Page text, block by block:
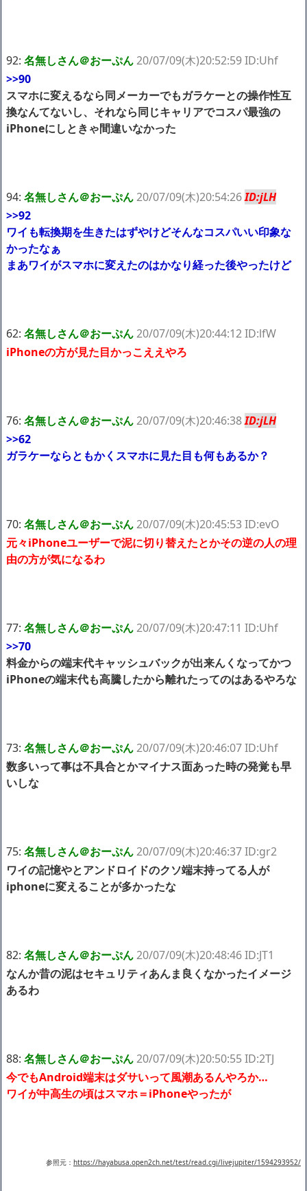
92: 名無しさん＠おーぷん20/07/09(木)20:52:59 ID:Uhf
>>90
スマホに変えるなら同メーカーでもガラケーとの操作性互
換なんてないし、それなら同じキャリアでコスパ最強の
iPhoneにしときゃ間違いなかった
94: 名無しさん＠おーぷん20/07/09(木)20:54:26ID:jLH
>>92
ワイも転換期を生きたはずやけどそんなコスパいい印象な
かったなぁ
まあワイがスマホに変えたのはかなり経った後やったけど
62: 名無しさん＠おーぷん20/07/09(木)20:44:12 ID:lfW
iPhoneの方が見た目かっこええやろ
76: 名無しさん＠おーぷん20/07/09(木)20:46:38ID:jLH
>>62
ガラケーならともかくスマホに見た目も何もあるか？
70: 名無しさん＠おーぷん20/07/09(木)20:45:53 ID:evO
元々iPhoneユーザーで泥に切り替えたとかその逆の人の理
由の方が気になるわ
77: 名無しさん＠おーぷん20/07/09(木)20:47:11 ID:Uhf
>>70
料金からの端末代キャッシュバックが出来んくなってかつ
iPhoneの端末代も高騰したから離れたってのはあるやろな
73: 名無しさん＠おーぷん20/07/09(木)20:46:07 ID:Uhf
数多いって事は不具合とかマイナス面あった時の発覚も早
いしな
75: 名無しさん＠おーぷん20/07/09(木)20:46:37 ID:gr2
ワイの記憶やとアンドロイドのクソ端末持ってる人が
iphoneに変えることが多かったな
82: 名無しさん＠おーぷん20/07/09(木)20:48:46 ID:JT1
なんか昔の泥はセキュリティあんま良くなかったイメージ
あるわ
88: 名無しさん＠おーぷん20/07/09(木)20:50:55 ID:2TJ
今でもAndroid端末はダサいって風潮あるんやろか…
ワイが中高生の頃はスマホ＝iPhoneやったが
参照元： https://hayabusa.open2ch.net/test/read.cgi/livejupiter/1594293952/